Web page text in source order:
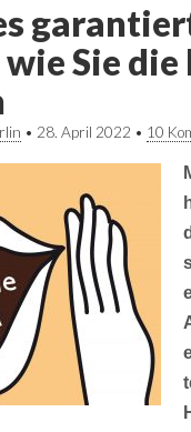
Sie die
• 28. April 2022 • 10